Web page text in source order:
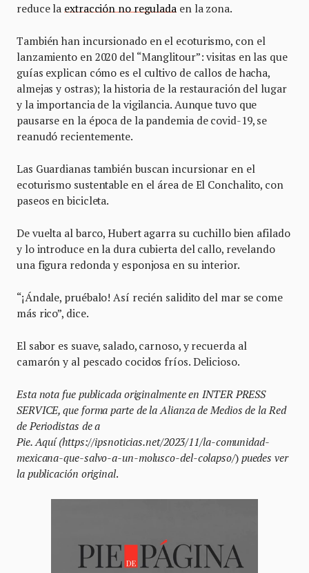
reduce la extracción no regulada en la zona.
También han incursionado en el ecoturismo, con el
lanzamiento en 2020 del “Manglitour”: visitas en las que
guías explican cómo es el cultivo de callos de hacha,
almejas y ostras); la historia de la restauración del lugar
y la importancia de la vigilancia. Aunque tuvo que
pausarse en la época de la pandemia de covid-19, se
reanudó recientemente.
Las Guardianas también buscan incursionar en el
ecoturismo sustentable en el área de El Conchalito, con
paseos en bicicleta.
De vuelta al barco, Hubert agarra su cuchillo bien afilado
y lo introduce en la dura cubierta del callo, revelando
una figura redonda y esponjosa en su interior.
“¡Ándale, pruébalo! Así recién salidito del mar se come
más rico”, dice.
El sabor es suave, salado, carnoso, y recuerda al
camarón y al pescado cocidos fríos. Delicioso.
Esta nota fue publicada originalmente en INTER PRESS
SERVICE, que forma parte de la Alianza de Medios de la Red
de Periodistas de a
Pie. Aquí (https://ipsnoticias.net/2023/11/la-comunidad-
mexicana-que-salvo-a-un-molusco-del-colapso/) puedes ver
la publicación original.